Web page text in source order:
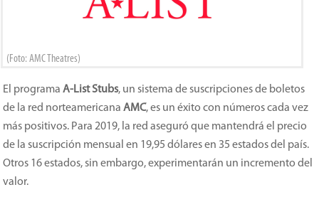
(Foto: AMC Theatres)
El programaA-List Stubs, un sistema de suscripciones de boletos
de la red norteamericanaAMC, es un éxito con números cada vez
más positivos. Para 2019, la red aseguró que mantendrá el precio
de la suscripción mensual en 19,95 dólares en 35 estados del país.
Otros 16 estados, sin embargo, experimentarán un incremento del
valor.